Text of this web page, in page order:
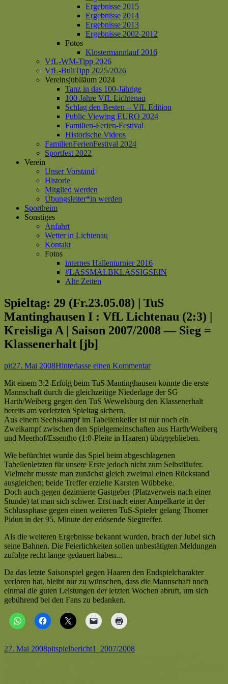
Ergebnisse 2015
Ergebnisse 2014
Ergebnisse 2013
Ergebnisse 2002-2012
Fotos
Klostermannlauf 2016
VfL-WM-Tipp 2026
VfL-BuliTipp 2025/2026
Vereinsjubiläum 2024
Tanz in das 100-Jährige
100 Jahre VfL Lichtenau
Schlag den Besten – VfL Edition
Public Viewing EURO 2024
Familien-Ferien-Festival
Historische Videos
FamilienFerienFestival 2024
Sportfest 2022
Verein
Unser Vorstand
Historie
Mitglied werden
Übungsleiter*in werden
Sportheim
Sonstiges
Anfahrt
Wetter in Lichtenau
Kontakt
Fotos
internes Hallenturnier 2016
#LASSMALBKLASSIGSEIN
Alte Zeiten
Spieltag: 29 (Fr.23.05.08) | TuS
Mantinghausen I : VfL Lichtenau (2:3) |
Kreisliga A | Saison 2007/2008 — Sieg =
Klassenerhalt [jb]
Autor
pitVeröffentlicht
27. Mai 2008Hinterlasse einen Kommentarzu
29
(Fr.23.05.08)
|
Mantinghausen
I
:
Lichtenau
(2:3)
|
Kreisliga
A
|
Saison
2007/2008
Sieg
=
Mit einem 3:2-Erfolg beim TuS Mantinghausen konnte die erste
Mannschaft durch die gleichzeitige Niederlage der SG
Harth/Weiberg gegen den TuS Wewelsburg den Klassenerhalt
bereits am vorletzten Spieltag sichern.
Aus einem Sechskampf im Tabellenkeller ist nur noch ein
Zweikampf zwischen den Spielgemeinschaften aus Harth/Weiberg
und Meerhof/Essentho (1:0-Pleite in Haaren) übriggeblieben.
Wie befürchtet wurde das Spiel beim abgeschlagenen
Tabellenletzten für unsere Erste jedoch nicht zum Selbstläufer.
Vielmehr musste man zunächst gleich zweimal einen Rückstand
ausgleichen; beide Treffer erzielte Karsten Wübbeke.
Doch auch gegen dezimierte Gastgeber (Platzverweis nach einer
Stunde) tat man sich schwer. Erst nach einer Ampelkarte in der
Schlussphase gegen einen weiteren TuS-Spieler gelang Thomer
Pidun in der 95. Minute der erlösende Siegtreffer.
Als die weiteren Ergebnisse bekannt wurden, brach der Jubel sich
seine Bahnen. Die Feierlichkeiten sollen unbestätigten Meldungen
zufolge recht lange gedauert haben...
Da das letzte Saisonspiel gegen Haaren den Endspielcharakter
verloren hat, bleibt nur zu wünschen, dass die Mannschaft noch
einmal die guten Leistungen der letzten Wochen abruft, um sich
gebührend bei den Fans zu bedanken.
Veröffentlicht
27. Mai 2008Autor
pitKategorien
spielberichtSchlagwörter
1_2007/2008